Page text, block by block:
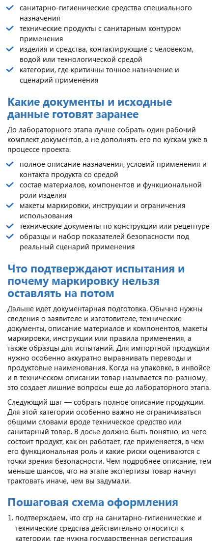
санитарно-гигиенические средства специального
назначения
технические продукты с санитарным контуром
применения
изделия и средства, контактирующие с человеком,
водой или технологической средой
категории, где критичны точное назначение и
сценарий применения
Какие документы и исходные
данные готовят заранее
До лабораторного этапа лучше собрать один рабочий
комплект документов, а не дополнять его по кускам уже в
процессе проекта.
полное описание назначения, условий применения и
контакта продукта со средой
состав материалов, компонентов и функциональной
роли изделия
макеты маркировки, инструкции и ограничения
использования
технические документы по конструкции или рецептуре
образцы и набор показателей безопасности под
реальный сценарий применения
Что подтверждают испытания и
почему маркировку нельзя
оставлять на потом
Дальше идет документарная подготовка. Обычно нужны
сведения о заявителе и изготовителе, технические
документы, описание материалов и компонентов, макеты
маркировки, инструкции или правила применения, а
также образцы для испытаний. Для импортной продукции
нужно особенно аккуратно выравнивать переводы и
продуктовые наименования. Когда на упаковке, в инвойсе
и в техническом описании товар называется по-разному,
это создает лишние вопросы еще до лабораторного этапа.
Следующий шаг — собрать полное описание продукции.
Для этой категории особенно важно не ограничиваться
общими словами вроде техническое средство или
санитарный товар. В досье должно быть понятно, из чего
состоит продукт, как он работает, где применяется, в чем
его функциональная роль и какие риски оцениваются с
точки зрения безопасности. Чем подробнее описание, тем
меньше шансов, что на этапе экспертизы товар начнут
трактовать иначе, чем вы задумали.
Пошаговая схема оформления
подтверждаем, что сгр на санитарно‑гигиенические и
технические средства действительно относится к
категории, где нужна государственная регистрация